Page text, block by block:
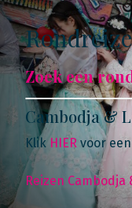
Zoek een
Cambodja &
Klik HIER voor
Reizen Cambodja